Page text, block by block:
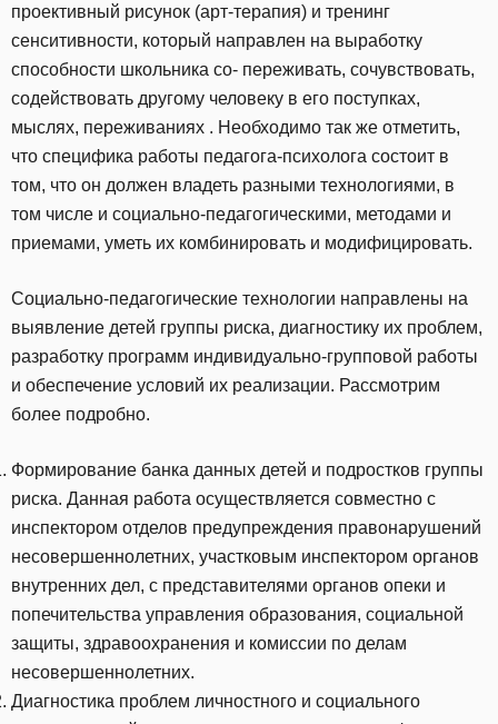
проективный рисунок (арт-терапия) и тренинг
сенситивности, который направлен на выработку
способности школьника со- переживать, сочувствовать,
содействовать другому человеку в его поступках,
мыслях, переживаниях . Необходимо так же отметить,
что специфика работы педагога-психолога состоит в
том, что он должен владеть разными технологиями, в
том числе и социально-педагогическими, методами и
приемами, уметь их комбинировать и модифицировать.
Социально-педагогические технологии направлены на
выявление детей группы риска, диагностику их проблем,
разработку программ индивидуально-групповой работы
и обеспечение условий их реализации. Рассмотрим
более подробно.
Формирование банка данных детей и подростков группы
риска. Данная работа осуществляется совместно с
инспектором отделов предупреждения правонарушений
несовершеннолетних, участковым инспектором органов
внутренних дел, с представителями органов опеки и
попечительства управления образования, социальной
защиты, здравоохранения и комиссии по делам
несовершеннолетних.
Диагностика проблем личностного и социального